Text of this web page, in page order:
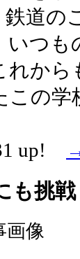
鉄道の
いつ
れから
この学
up!
も挑戦